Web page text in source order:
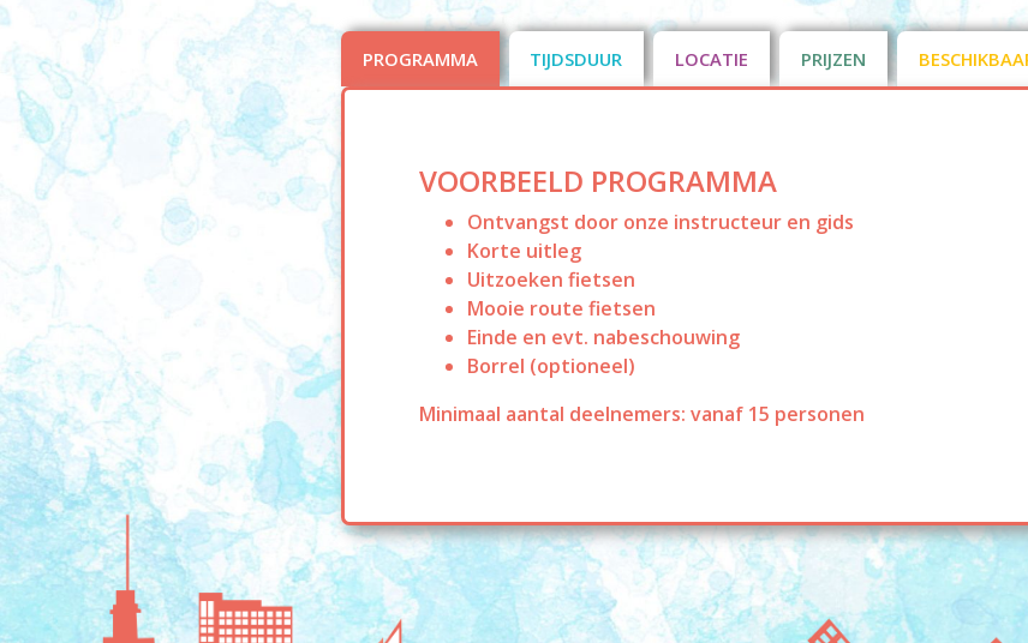
PROGRAMMA TIJDSDUUR LOCATIE PRIJZEN
VOORBEELD PROGRAMMA
Ontvangst door onze instructeur en gids
Korte uitleg
Uitzoeken fietsen
Mooie route fietsen
Einde en evt. nabeschouwing
Borrel (optioneel)
Minimaal aantal deelnemers: vanaf 15 personen